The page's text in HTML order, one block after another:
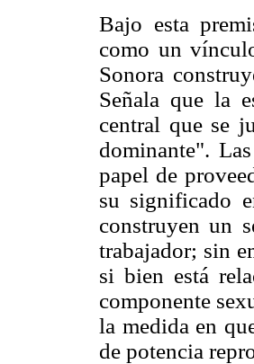
Bajo esta
como un
Sonora
Señala que la
central que se
dominante".
papel de
su significado
construyen un
trabajador; sin
si bien está
componente
la medida en
de potencia